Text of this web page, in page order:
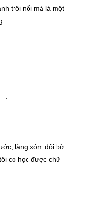
trôi nổi mà là một
.
làng xóm đôi bờ
có học được chữ